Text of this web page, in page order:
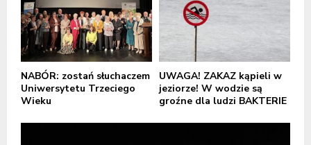
NABÓR: zostań słuchaczem
Uniwersytetu Trzeciego
Wieku
UWAGA! ZAKAZ kąpieli w
jeziorze! W wodzie są
groźne dla ludzi BAKTERIE